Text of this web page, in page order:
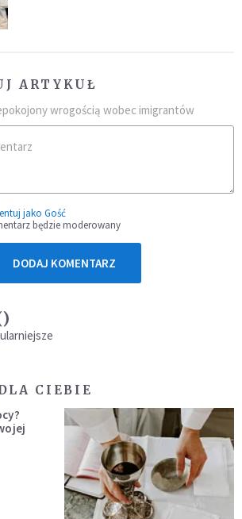
ARTYKUŁ
wrogością wobec imigrantów
jako Gość
będzie moderowany
DODAJ KOMENTARZ
)
CIEBIE